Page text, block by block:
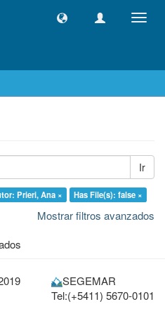
Ir
Prieri, Ana × Has File(s): false ×
Mostrar filtros avanzados
SEGEMAR
Tel:(+5411) 5670-0101